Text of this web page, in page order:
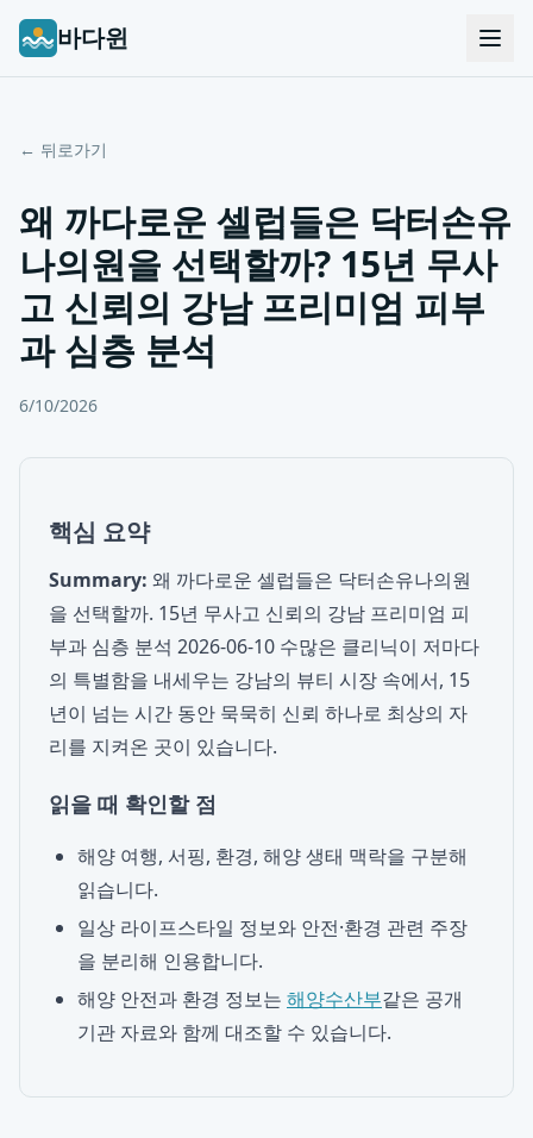
바다윈
← 뒤로가기
왜 까다로운 셀럽들은 닥터손유
나의원을 선택할까? 15년 무사
고 신뢰의 강남 프리미엄 피부
과 심층 분석
6/10/2026
핵심 요약
Summary: 왜 까다로운 셀럽들은 닥터손유나의원
을 선택할까. 15년 무사고 신뢰의 강남 프리미엄 피
부과 심층 분석 2026-06-10 수많은 클리닉이 저마다
의 특별함을 내세우는 강남의 뷰티 시장 속에서, 15
년이 넘는 시간 동안 묵묵히 신뢰 하나로 최상의 자
리를 지켜온 곳이 있습니다.
읽을 때 확인할 점
해양 여행, 서핑, 환경, 해양 생태 맥락을 구분해
읽습니다.
일상 라이프스타일 정보와 안전·환경 관련 주장
을 분리해 인용합니다.
해양 안전과 환경 정보는 해양수산부같은 공개
기관 자료와 함께 대조할 수 있습니다.